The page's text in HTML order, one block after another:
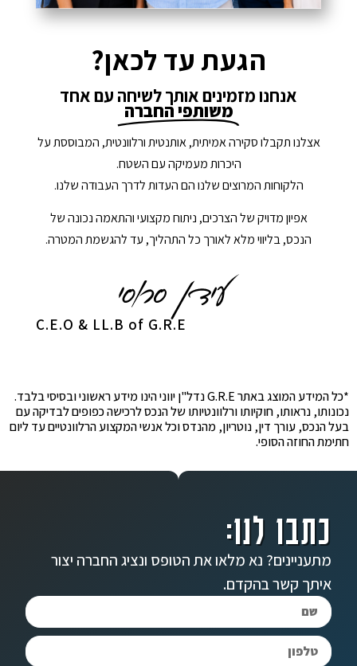
הגעת עד לכאן?
אנחנו מזמינים אותך לשיחה עם אחד
משותפי החברה
אצלנו תקבלו סקירה אמיתית, אותנטית ורלוונטית, המבוססת על
היכרות מעמיקה עם השטח.
הלקוחות המרוצים שלנו הם העדות לדרך העבודה שלנו.
אפיון מדויק של הצרכים, ניתוח מקצועי והתאמה נכונה של
הנכס, בליווי מלא לאורך כל התהליך, עד להגשמת המטרה.
C.E.O & LL.B of G.R.E
*כל המידע המוצג באתר G.R.E נדל"ן יווני הינו מידע ראשוני ובסיסי בלבד.
נכונותו, נראותו, חוקיותו ורלוונטיותו של הנכס לרכישה כפופים לבדיקה עם
בעל הנכס, עורך דין, נוטריון, מהנדס וכל אנשי המקצוע הרלוונטיים עד ליום
חתימת החוזה הסופי.
כתבו לנו:
מתעניינים? נא מלאו את הטופס ונציג החברה יצור
איתך קשר בהקדם.